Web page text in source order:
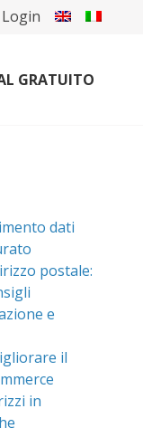
Login
GRATUITO
dati
postale:
e
il
in